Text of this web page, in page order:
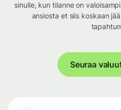
sinulle, kun tilanne on
ansiosta et siis koskaan
Seuraa